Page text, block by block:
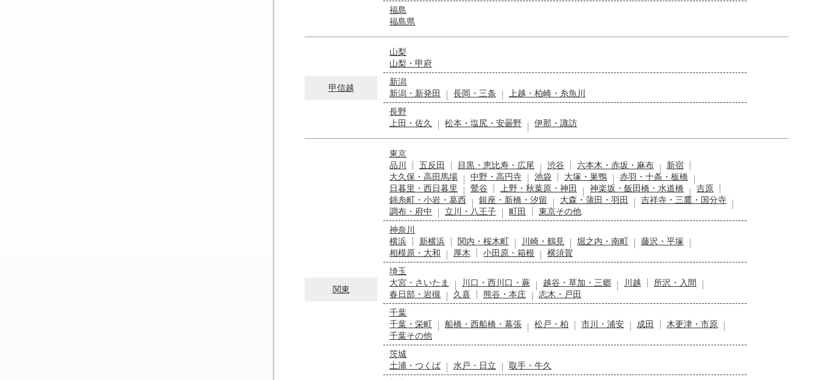
福島
福島県
甲信越
山梨
山梨・甲府
新潟
新潟・新発田
長岡・三条
上越・柏崎・糸魚川
長野
上田・佐久
松本・塩尻・安曇野 伊那・諏訪
関東
東京
品川
五反田 目黒・恵比寿・広尾 渋谷 六本木・赤坂・麻布
新宿
大久保・高田馬場
中野・高円寺 池袋 大塚・巣鴨
赤羽・十条・板橋
日暮里・西日暮里
鶯谷 上野・秋葉原・神田 神楽坂・飯田橋・水道橋
吉原
錦糸町・小岩・葛西
銀座・新橋・汐留 大森・蒲田・羽田
吉祥寺・三鷹・国分寺
調布・府中
立川・八王子 町田
東京その他
神奈川
横浜
新横浜 関内・桜木町 川崎・鶴見 堀之内・南町
藤沢・平塚
相模原・大和
厚木 小田原・箱根
横須賀
埼玉
大宮・さいたま
川口・西川口・蕨 越谷・草加・三郷 川越
所沢・入間
春日部・岩槻
久喜 熊谷・本庄
志木・戸田
千葉
千葉・栄町
船橋・西船橋・幕張 松戸・柏 市川・浦安 成田
木更津・市原
千葉その他
茨城
土浦・つくば
水戸・日立
取手・牛久